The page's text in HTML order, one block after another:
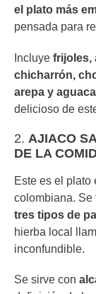
el plato más
pensada para
Incluye frijoles,
chicharrón,
arepa y
delicioso de
2. AJIACO
DE LA
Este es el plato
colombiana. Se
tres tipos de
hierba local
inconfundible.
Se sirve con